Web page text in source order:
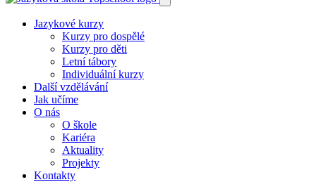
Jazykové kurzy
Kurzy pro dospělé
Kurzy pro děti
Letní tábory
Individuální kurzy
Další vzdělávání
Jak učíme
O nás
O škole
Kariéra
Aktuality
Projekty
Kontakty